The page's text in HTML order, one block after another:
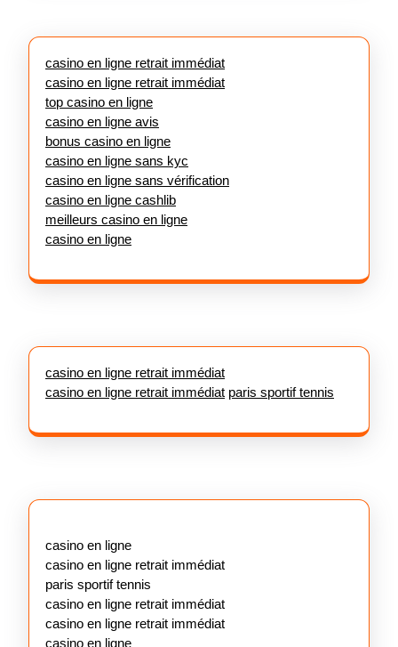
casino en ligne retrait immédiat
casino en ligne retrait immédiat
top casino en ligne
casino en ligne avis
bonus casino en ligne
casino en ligne sans kyc
casino en ligne sans vérification
casino en ligne cashlib
meilleurs casino en ligne
casino en ligne
casino en ligne retrait immédiat
casino en ligne retrait immédiat paris sportif tennis
casino en ligne
casino en ligne retrait immédiat
paris sportif tennis
casino en ligne retrait immédiat
casino en ligne retrait immédiat
casino en ligne